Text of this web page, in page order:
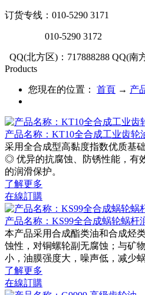
订货专线：010-5290 3171
010-5290 3172
QQ(北方区)：717888288 QQ(南
Products
您現在的位置： 首頁 → 产
产品名称：KT10全合成工业齿轮
采用全合成型高黏度指数优质基
◎ 优异的抗腐蚀、防锈性能，有
的润滑保护。
了解更多
在線訂購
产品名称：KS99全合成蜗轮蜗杆
本产品采用合成酯类油和合成烃
蚀性，对铜螺轮副无腐蚀；与矿
小，油膜强度大，噪声低，减少
了解更多
在線訂購